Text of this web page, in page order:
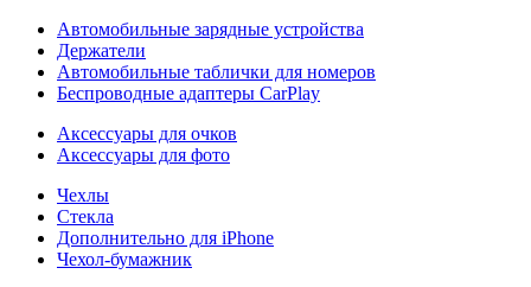
Автомобильные зарядные устройства
Держатели
Автомобильные таблички для номеров
Беспроводные адаптеры CarPlay
Аксессуары для очков
Аксессуары для фото
Чехлы
Стекла
Дополнительно для iPhone
Чехол-бумажник